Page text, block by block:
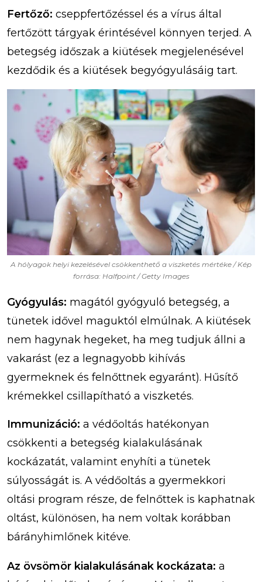
Fertőző: cseppfertőzéssel és a vírus által
fertőzött tárgyak érintésével könnyen terjed. A
betegség időszak a kiütések megjelenésével
kezdődik és a kiütések begyógyulásáig tart.
A hólyagok helyi kezelésével csökkenthető a viszketés mértéke / Kép
forrása: Halfpoint / Getty Images
Gyógyulás: magától gyógyuló betegség, a
tünetek idővel maguktól elmúlnak. A kiütések
nem hagynak hegeket, ha meg tudjuk állni a
vakarást (ez a legnagyobb kihívás
gyermeknek és felnőttnek egyaránt). Hűsítő
krémekkel csillapítható a viszketés.
Immunizáció: a védőoltás hatékonyan
csökkenti a betegség kialakulásának
kockázatát, valamint enyhíti a tünetek
súlyosságát is. A védőoltás a gyermekkori
oltási program része, de felnőttek is kaphatnak
oltást, különösen, ha nem voltak korábban
bárányhimlőnek kitéve.
Az övsömör kialakulásának kockázata: a